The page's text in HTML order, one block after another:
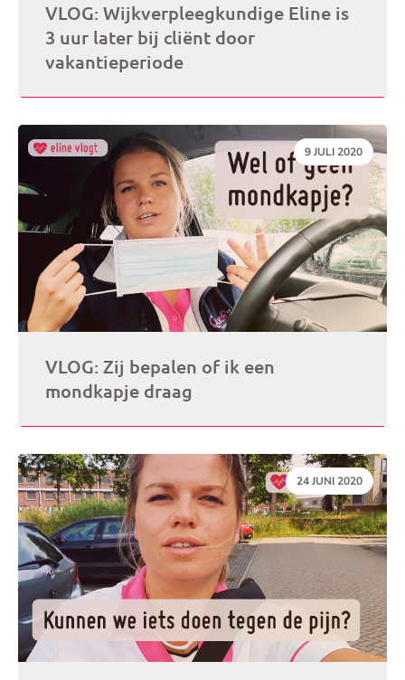
VLOG: Wijkverpleegkundige Eline is
3 uur later bij cliënt door
vakantieperiode
DATUM:
9 JULI 2020
VLOG: Zij bepalen of ik een
mondkapje draag
DATUM:
24 JUNI 2020